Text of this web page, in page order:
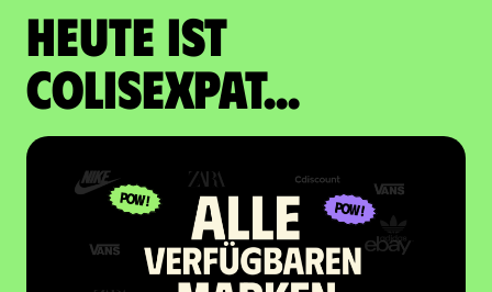
Heute ist
Colisexpat...